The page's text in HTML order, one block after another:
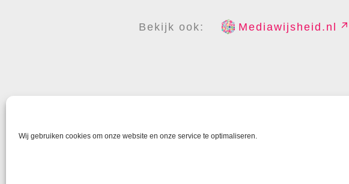
Wij gebruiken cookies om onze website en onze service te optimaliseren.
Bekijk ook: Mediawijsheid.nl